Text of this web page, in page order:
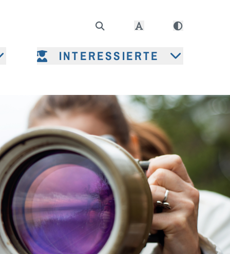
INTERESSIERTE